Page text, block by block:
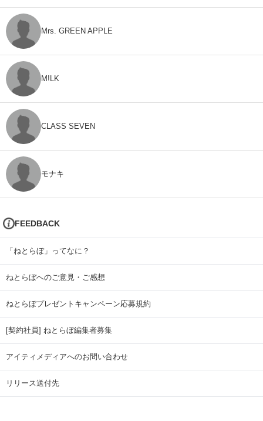
Mrs. GREEN APPLE
M!LK
CLASS SEVEN
モナキ
FEEDBACK
「ねとらぼ」ってなに？
ねとらぼへのご意見・ご感想
ねとらぼプレゼントキャンペーン応募規約
[契約社員] ねとらぼ編集者募集
アイティメディアへのお問い合わせ
リリース送付先